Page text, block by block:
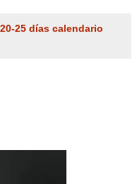
25 días calendario